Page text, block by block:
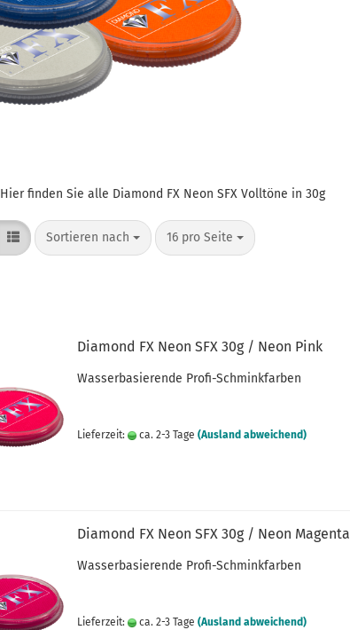
Hier finden Sie alle Diamond FX Neon SFX Volltöne in 30g
Sortieren nach
Sortieren nach 16 pro Seite
pro Seite
Diamond FX Neon SFX 30g / Neon Pink
Wasserbasierende Profi-Schminkfarben
Lieferzeit: ca. 2-3 Tage (Ausland abweichend)
Diamond FX Neon SFX 30g / Neon Magenta
Wasserbasierende Profi-Schminkfarben
Lieferzeit: ca. 2-3 Tage (Ausland abweichend)